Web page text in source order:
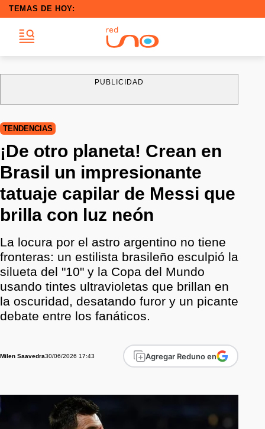
TEMAS DE HOY:
PUBLICIDAD
TENDENCIAS
¡De otro planeta! Crean en
Brasil un impresionante
tatuaje capilar de Messi que
brilla con luz neón
La locura por el astro argentino no tiene
fronteras: un estilista brasileño esculpió la
silueta del "10" y la Copa del Mundo
usando tintes ultravioletas que brillan en
la oscuridad, desatando furor y un picante
debate entre los fanáticos.
Milen Saavedra30/06/2026 17:43 Agregar Reduno en